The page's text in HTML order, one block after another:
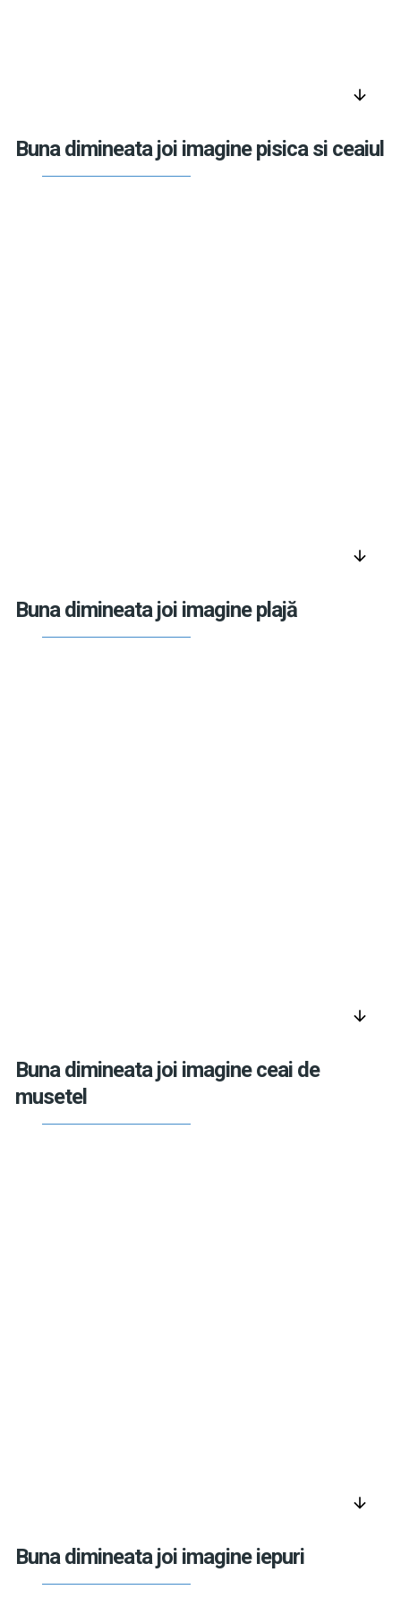
arrow_downward
Buna dimineata joi imagine pisica si ceaiul
arrow_downward
Buna dimineata joi imagine plajă
arrow_downward
Buna dimineata joi imagine ceai de
musetel
arrow_downward
Buna dimineata joi imagine iepuri